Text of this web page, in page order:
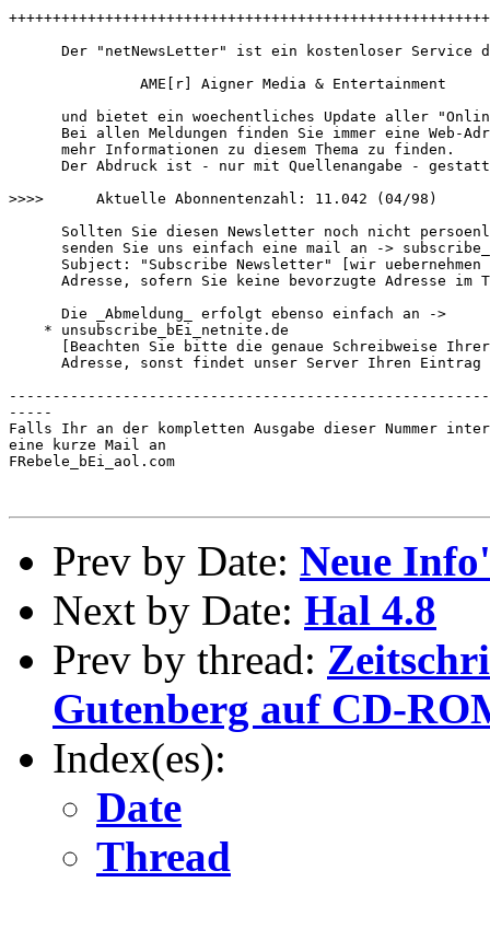
Der "netNewsLetter" ist ein kostenloser Service
               AME[r] Aigner Media & Entertainment
und bietet ein woechentliches Update aller
Bei allen Meldungen finden Sie immer eine Web-
      mehr Informationen zu diesem Thema zu finden.
Der Abdruck ist - nur mit Quellenangabe -
>>>>      Aktuelle Abonnentenzahl: 11.042 (04/98)
Sollten Sie diesen Newsletter noch nicht
senden Sie uns einfach eine mail an ->
Subject: "Subscribe Newsletter" [wir uebernehmen
Adresse, sofern Sie keine bevorzugte Adresse im
      Die _Abmeldung_ erfolgt ebenso einfach an ->
    * unsubscribe_bEi_netnite.de
[Beachten Sie bitte die genaue Schreibweise
Adresse, sonst findet unser Server Ihren Eintrag
-----
Falls Ihr an der kompletten Ausgabe dieser Nummer
eine kurze Mail an
FRebele_bEi_aol.com
Prev by Date: Neue
Next by Date: Hal 4.8
Prev by thread:
Gutenberg auf CD-
Index(es):
Date
Thread